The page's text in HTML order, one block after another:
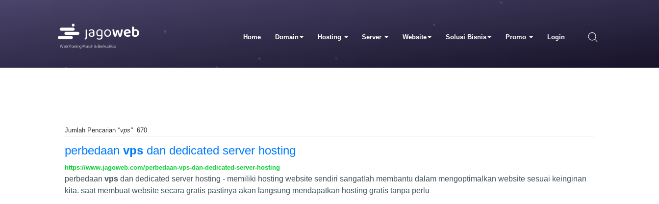
Web Hosting Murah & Berkualitas
Home Domain Hosting Server Website Solusi Bisnis Promo Login
Jumlah Pencarian "vps" 670
perbedaan vps dan dedicated server hosting
https://www.jagoweb.com/perbedaan-vps-dan-dedicated-server-hosting
perbedaan vps dan dedicated server hosting - memiliki hosting website sendiri sangatlah membantu dalam mengoptimalkan website sesuai keinginan
kita. saat membuat website secara gratis pastinya akan langsung mendapatkan hosting gratis tanpa perlu